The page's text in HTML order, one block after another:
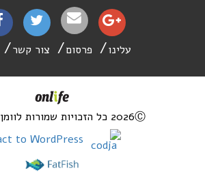
עלינו פרסום צור קשר
2026Ⓒ כל הזכויות שמורות לוומן נט בע"מ